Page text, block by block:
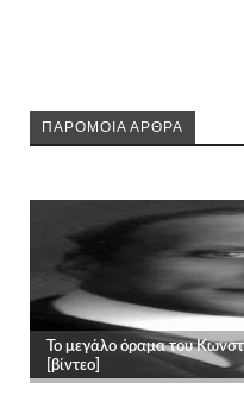
ΠΑΡΟΜΟΙΑ ΑΡΘΡΑ